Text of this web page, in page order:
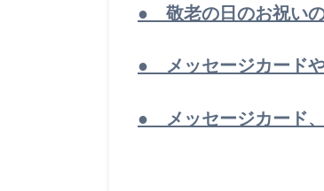
● 敬老の日のお祝い
● メッセージカード
● メッセージカード